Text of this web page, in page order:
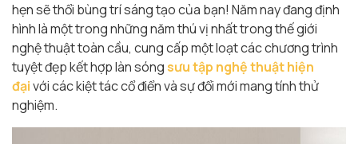
hẹn sẽ thổi bùng trí sáng tạo của bạn! Năm nay đang định
hình là một trong những năm thú vị nhất trong thế giới
nghệ thuật toàn cầu, cung cấp một loạt các chương trình
tuyệt đẹp kết hợp làn sóng sưu tập nghệ thuật hiện
đạivới các kiệt tác cổ điển và sự đổi mới mang tính thử
nghiệm.